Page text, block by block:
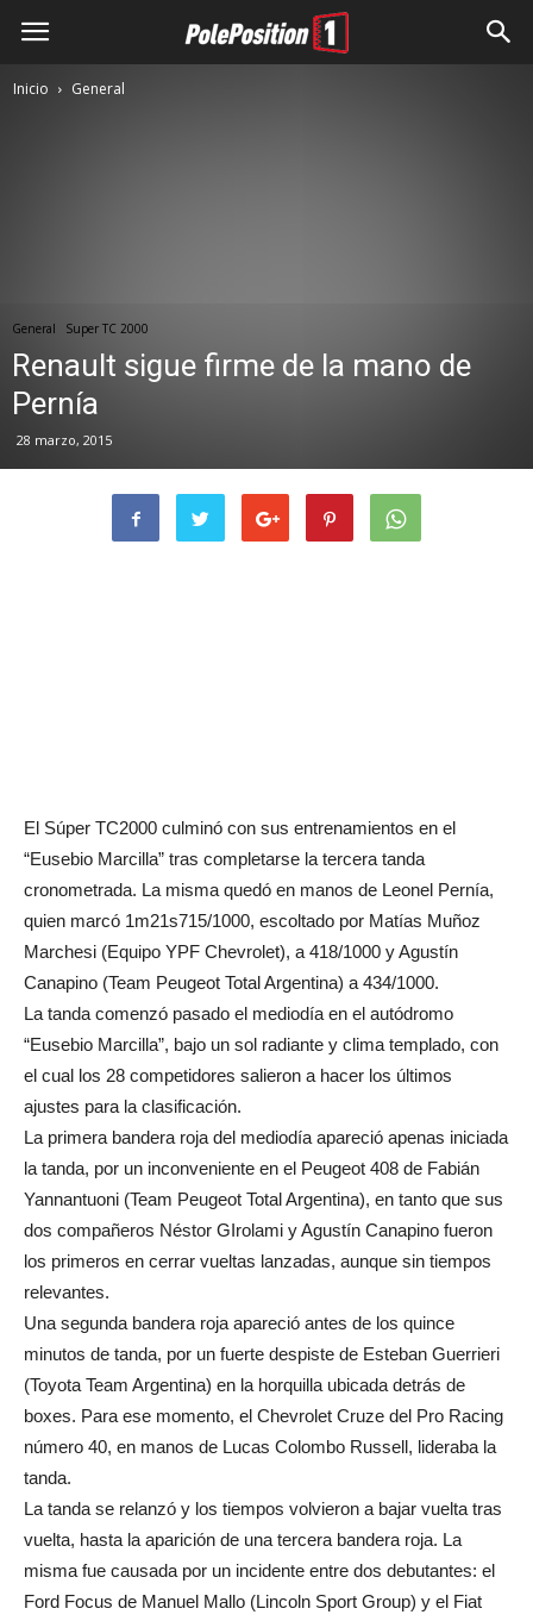
Inicio General
General Super TC 2000
Renault sigue firme de la mano de
Pernía
28 marzo, 2015
El Súper TC2000 culminó con sus entrenamientos en el
“Eusebio Marcilla” tras completarse la tercera tanda
cronometrada. La misma quedó en manos de Leonel Pernía,
quien marcó 1m21s715/1000, escoltado por Matías Muñoz
Marchesi (Equipo YPF Chevrolet), a 418/1000 y Agustín
Canapino (Team Peugeot Total Argentina) a 434/1000.
La tanda comenzó pasado el mediodía en el autódromo
“Eusebio Marcilla”, bajo un sol radiante y clima templado, con
el cual los 28 competidores salieron a hacer los últimos
ajustes para la clasificación.
La primera bandera roja del mediodía apareció apenas iniciada
la tanda, por un inconveniente en el Peugeot 408 de Fabián
Yannantuoni (Team Peugeot Total Argentina), en tanto que sus
dos compañeros Néstor GIrolami y Agustín Canapino fueron
los primeros en cerrar vueltas lanzadas, aunque sin tiempos
relevantes.
Una segunda bandera roja apareció antes de los quince
minutos de tanda, por un fuerte despiste de Esteban Guerrieri
(Toyota Team Argentina) en la horquilla ubicada detrás de
boxes. Para ese momento, el Chevrolet Cruze del Pro Racing
número 40, en manos de Lucas Colombo Russell, lideraba la
tanda.
La tanda se relanzó y los tiempos volvieron a bajar vuelta tras
vuelta, hasta la aparición de una tercera bandera roja. La
misma fue causada por un incidente entre dos debutantes: el
Ford Focus de Manuel Mallo (Lincoln Sport Group) y el Fiat